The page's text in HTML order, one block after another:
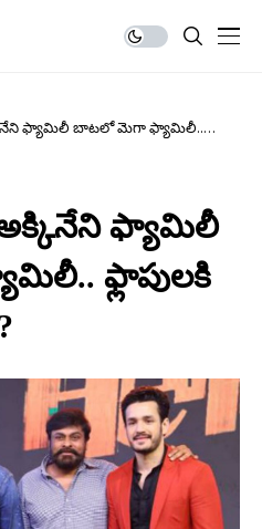
ఫ్యామిలీ బాట‌లో మెగా ఫ్యామిలీ..
అక్కినేని ఫ్యామిలీ
ఫ్లాపుల‌కి